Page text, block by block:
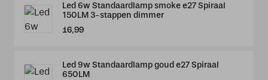
Led 6w Standaardlamp smoke e27 Spiraal
150LM 3-stappen dimmer
16,99
Led 9w Standaardlamp goud e27 Spiraal
650LM